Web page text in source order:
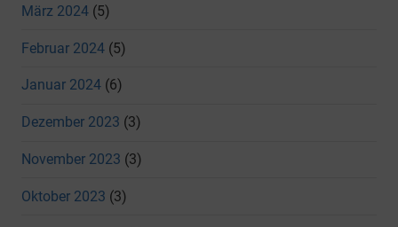
März 2024 (5)
Februar 2024 (5)
Januar 2024 (6)
Dezember 2023 (3)
November 2023 (3)
Oktober 2023 (3)